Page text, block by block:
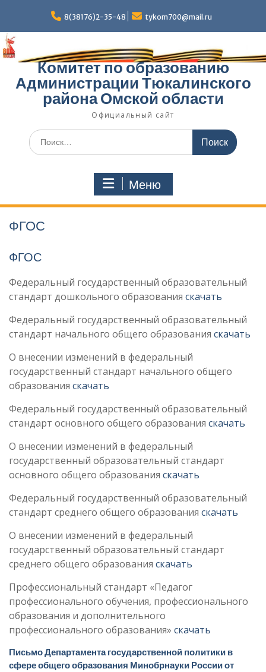
содержимому
8(38176)2-35-48 tykom700@mail.ru
Комитет по образованию
Администрации Тюкалинского
района Омской области
Официальный сайт
Поиск
по:
Меню
ФГОС
ФГОС
Федеральный государственный образовательный
стандарт дошкольного образования скачать
Федеральный государственный образовательный
стандарт начального общего образования скачать
О внесении изменений в федеральный
государственный стандарт начального общего
образования скачать
Федеральный государственный образовательный
стандарт основного общего образования скачать
О внесении изменений в федеральный
государственный образовательный стандарт
основного общего образования скачать
Федеральный государственный образовательный
стандарт среднего общего образования скачать
О внесении изменений в федеральный
государственный образовательный стандарт
среднего общего образования скачать
Профессиональный стандарт «Педагог
профессионального обучения, профессионального
образования и дополнительного
профессионального образования» скачать
Письмо Департамента государственной политики в
сфере общего образования Минобрнауки России от